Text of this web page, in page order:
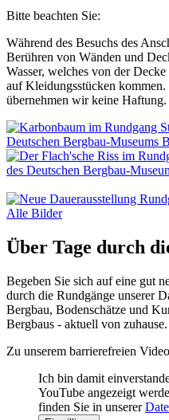
Bitte beachten Sie:
Während des Besuchs des
Berühren von Wänden und
Wasser, welches von der
auf Kleidungsstücken
übernehmen wir keine Haftung.
Alle Bilder
Über Tage durch
Begeben Sie sich auf eine gut
durch die Rundgänge unserer
Bergbau, Bodenschätze und
Bergbaus - aktuell von zuhause.
Zu unserem barrierefreien
Ich bin damit
YouTube angezeigt
finden Sie in unserer